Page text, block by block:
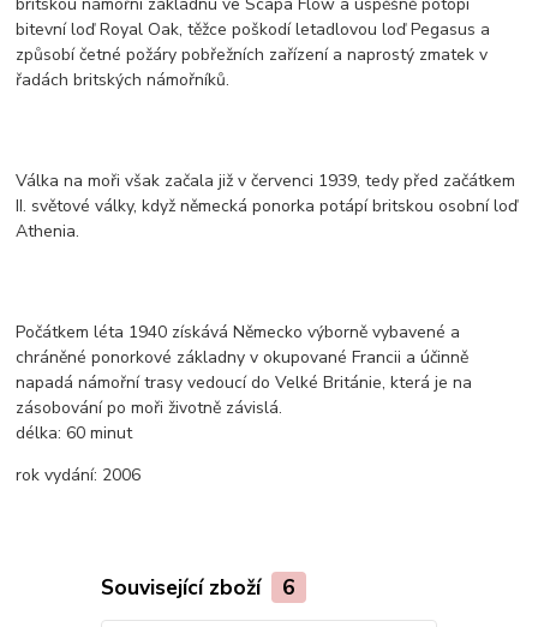
bitevní loď Royal Oak, těžce poškodí letadlovou loď Pegasus a
způsobí četné požáry pobřežních zařízení a naprostý zmatek v
řadách britských námořníků.
Válka na moři však začala již v červenci 1939, tedy před začátkem
II. světové války, když německá ponorka potápí britskou osobní loď
Athenia.
Počátkem léta 1940 získává Německo výborně vybavené a
chráněné ponorkové základny v okupované Francii a účinně
napadá námořní trasy vedoucí do Velké Británie, která je na
zásobování po moři životně závislá.
délka: 60 minut
rok vydání: 2006
Související zboží 6